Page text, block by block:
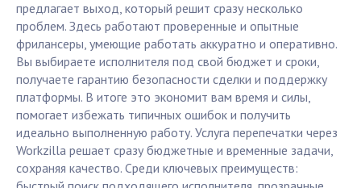
предлагает выход, который решит сразу несколько
проблем. Здесь работают проверенные и опытные
фрилансеры, умеющие работать аккуратно и оперативно.
Вы выбираете исполнителя под свой бюджет и сроки,
получаете гарантию безопасности сделки и поддержку
платформы. В итоге это экономит вам время и силы,
помогает избежать типичных ошибок и получить
идеально выполненную работу. Услуга перепечатки через
Workzilla решает сразу бюджетные и временные задачи,
сохраняя качество. Среди ключевых преимуществ: